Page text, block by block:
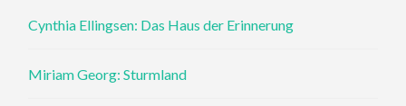
Cynthia Ellingsen: Das Haus der Erinnerung
Miriam Georg: Sturmland